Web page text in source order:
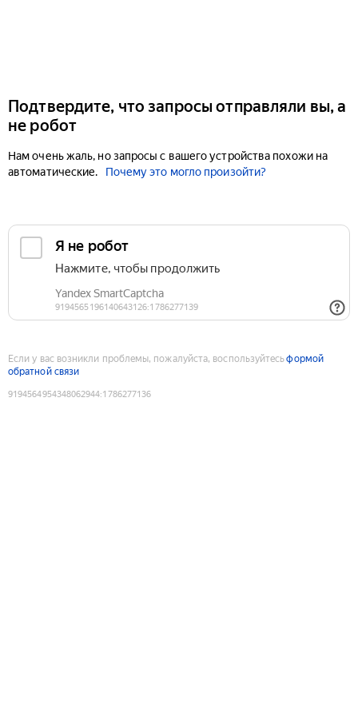
Подтвердите, что запросы отправляли вы, а
не робот
Нам очень жаль, но запросы с вашего устройства похожи на
автоматические.
Почему это могло произойти?
Если у вас возникли проблемы, пожалуйста, воспользуйтесьформой
обратной связи
9194564954348062944:1786277136